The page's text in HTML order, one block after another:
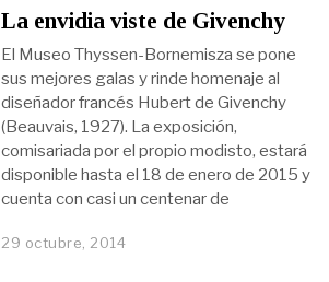
La envidia viste de Givenchy
El Museo Thyssen-Bornemisza se pone
sus mejores galas y rinde homenaje al
diseñador francés Hubert de Givenchy
(Beauvais, 1927). La exposición,
comisariada por el propio modisto, estará
disponible hasta el 18 de enero de 2015 y
cuenta con casi un centenar de
29 octubre, 2014